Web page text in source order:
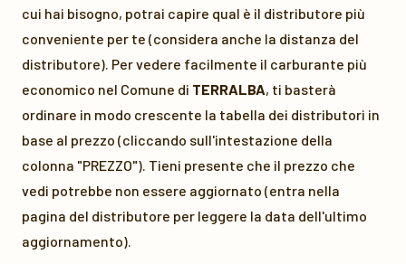
cui hai bisogno, potrai capire qual è il distributore più
conveniente per te (considera anche la distanza del
distributore). Per vedere facilmente il carburante più
economico nel Comune di TERRALBA, ti basterà
ordinare in modo crescente la tabella dei distributori in
base al prezzo (cliccando sull'intestazione della
colonna "PREZZO"). Tieni presente che il prezzo che
vedi potrebbe non essere aggiornato (entra nella
pagina del distributore per leggere la data dell'ultimo
aggiornamento).